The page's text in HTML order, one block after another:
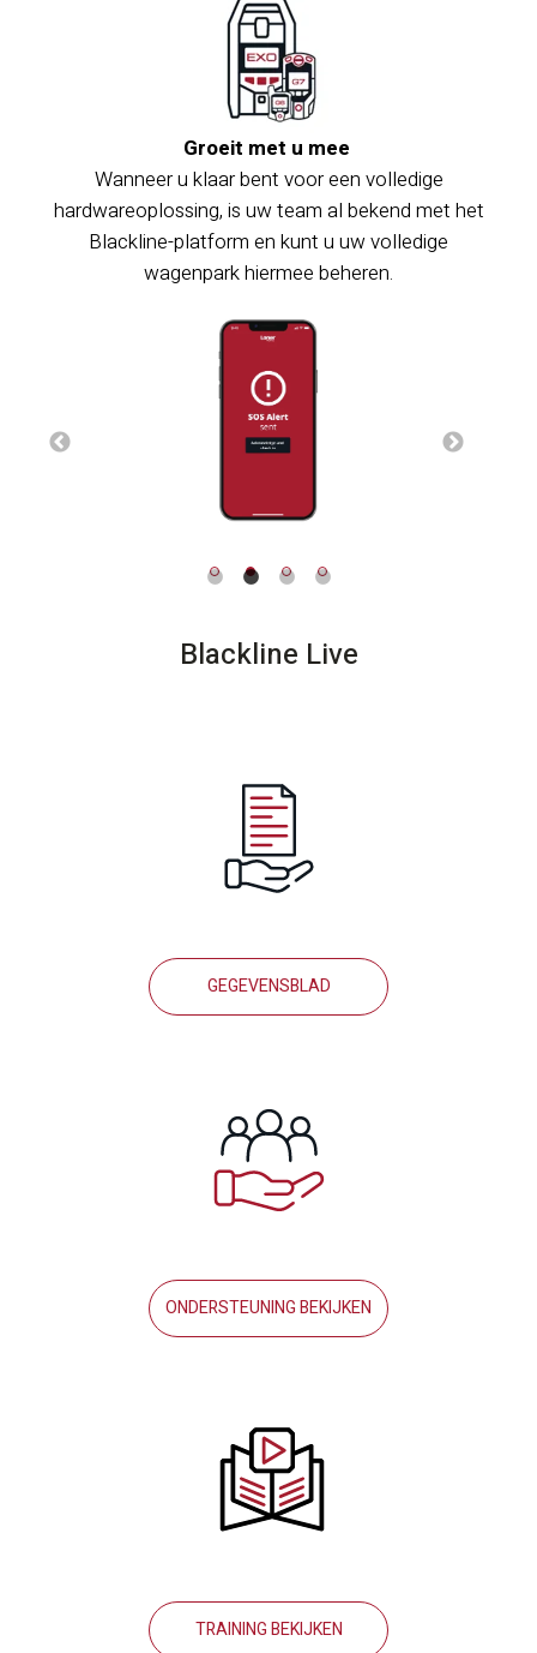
Groeit met u mee
Wanneer u klaar bent voor een volledige
hardwareoplossing, is uw team al bekend met het
Blackline-platform en kunt u uw volledige
wagenpark hiermee beheren.
Blackline Live
GEGEVENSBLAD
ONDERSTEUNING BEKIJKEN
TRAINING BEKIJKEN